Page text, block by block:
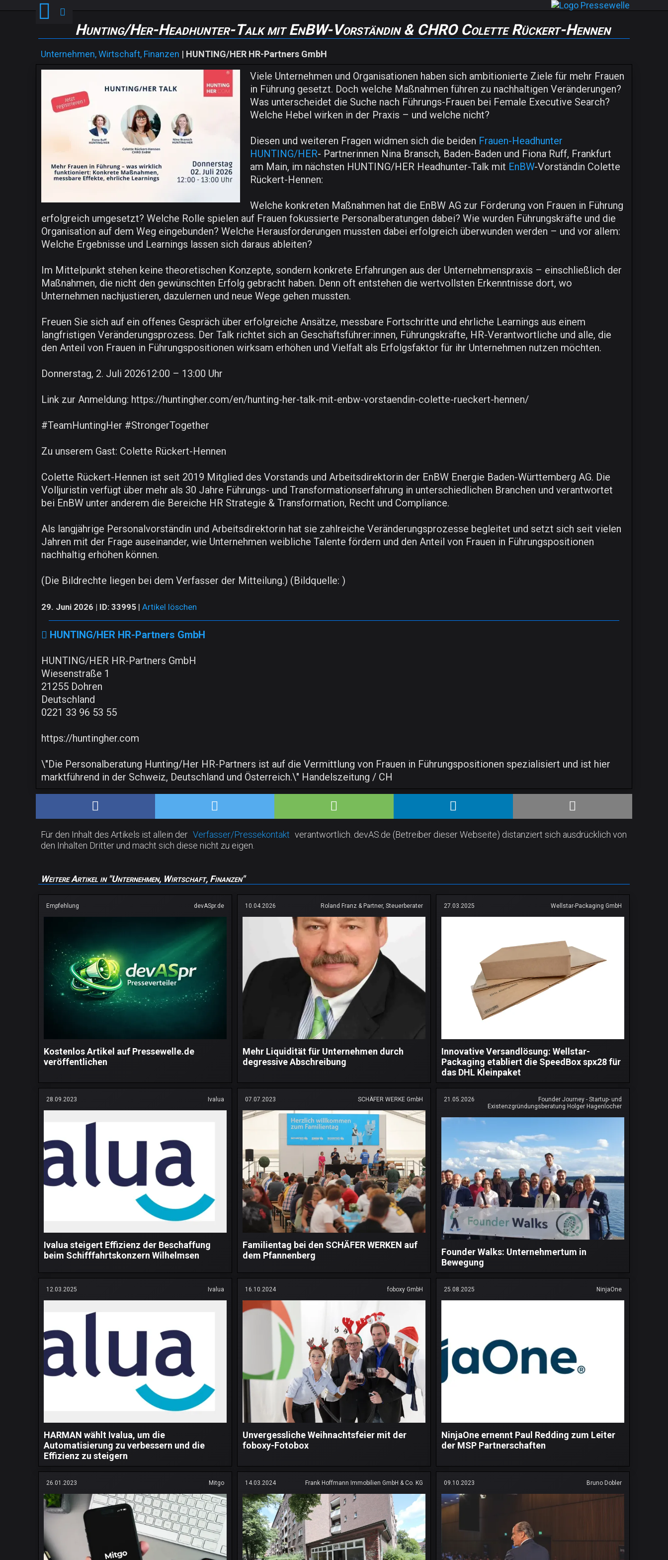
Hunting/Her-Headhunter-Talk mit EnBW-Vorständin & CHRO Colette Rückert-Hennen
Unternehmen, Wirtschaft, Finanzen | HUNTING/HER HR-Partners GmbH
Viele Unternehmen und Organisationen haben sich ambitionierte Ziele für mehr Frauen
in Führung gesetzt. Doch welche Maßnahmen führen zu nachhaltigen Veränderungen?
Was unterscheidet die Suche nach Führungs-Frauen bei Female Executive Search?
Welche Hebel wirken in der Praxis – und welche nicht?
Diesen und weiteren Fragen widmen sich die beiden Frauen-Headhunter
HUNTING/HER- Partnerinnen Nina Bransch, Baden-Baden und Fiona Ruff, Frankfurt
am Main, im nächsten HUNTING/HER Headhunter-Talk mit EnBW-Vorständin Colette
Rückert-Hennen:
Welche konkreten Maßnahmen hat die EnBW AG zur Förderung von Frauen in Führung
erfolgreich umgesetzt? Welche Rolle spielen auf Frauen fokussierte Personalberatungen dabei? Wie wurden Führungskräfte und die
Organisation auf dem Weg eingebunden? Welche Herausforderungen mussten dabei erfolgreich überwunden werden – und vor allem:
Welche Ergebnisse und Learnings lassen sich daraus ableiten?
Im Mittelpunkt stehen keine theoretischen Konzepte, sondern konkrete Erfahrungen aus der Unternehmenspraxis – einschließlich der
Maßnahmen, die nicht den gewünschten Erfolg gebracht haben. Denn oft entstehen die wertvollsten Erkenntnisse dort, wo
Unternehmen nachjustieren, dazulernen und neue Wege gehen mussten.
Freuen Sie sich auf ein offenes Gespräch über erfolgreiche Ansätze, messbare Fortschritte und ehrliche Learnings aus einem
langfristigen Veränderungsprozess. Der Talk richtet sich an Geschäftsführer:innen, Führungskräfte, HR-Verantwortliche und alle, die
den Anteil von Frauen in Führungspositionen wirksam erhöhen und Vielfalt als Erfolgsfaktor für ihr Unternehmen nutzen möchten.
Donnerstag, 2. Juli 202612:00 – 13:00 Uhr
Link zur Anmeldung: https://huntingher.com/en/hunting-her-talk-mit-enbw-vorstaendin-colette-rueckert-hennen/
#TeamHuntingHer #StrongerTogether
Zu unserem Gast: Colette Rückert-Hennen
Colette Rückert-Hennen ist seit 2019 Mitglied des Vorstands und Arbeitsdirektorin der EnBW Energie Baden-Württemberg AG. Die
Volljuristin verfügt über mehr als 30 Jahre Führungs- und Transformationserfahrung in unterschiedlichen Branchen und verantwortet
bei EnBW unter anderem die Bereiche HR Strategie & Transformation, Recht und Compliance.
Als langjährige Personalvorständin und Arbeitsdirektorin hat sie zahlreiche Veränderungsprozesse begleitet und setzt sich seit vielen
Jahren mit der Frage auseinander, wie Unternehmen weibliche Talente fördern und den Anteil von Frauen in Führungspositionen
nachhaltig erhöhen können.
(Die Bildrechte liegen bei dem Verfasser der Mitteilung.) (Bildquelle: )
29. Juni 2026 | ID: 33995 Artikel löschen
HUNTING/HER HR-Partners GmbH
HUNTING/HER HR-Partners GmbH
Wiesenstraße 1
21255 Dohren
Deutschland
0221 33 96 53 55
https://huntingher.com
\"Die Personalberatung Hunting/Her HR-Partners ist auf die Vermittlung von Frauen in Führungspositionen spezialisiert und ist hier
marktführend in der Schweiz, Deutschland und Österreich.\" Handelszeitung / CH
Für den Inhalt des Artikels ist allein der Verfasser/Pressekontakt verantwortlich. devAS.de (Betreiber dieser Webseite) distanziert sich ausdrücklich von
den Inhalten Dritter und macht sich diese nicht zu eigen.
Weitere Artikel in "Unternehmen, Wirtschaft, Finanzen"
Empfehlung devASpr.de
Kostenlos Artikel auf Pressewelle.de
veröffentlichen
10.04.2026 Roland Franz & Partner, Steuerberater
Mehr Liquidität für Unternehmen durch
degressive Abschreibung
27.03.2025 Wellstar-Packaging GmbH
Innovative Versandlösung: Wellstar-
Packaging etabliert die SpeedBox spx28 für
das DHL Kleinpaket
28.09.2023 Ivalua
Ivalua steigert Effizienz der Beschaffung
beim Schifffahrtskonzern Wilhelmsen
07.07.2023 SCHÄFER WERKE GmbH
Familientag bei den SCHÄFER WERKEN auf
dem Pfannenberg
21.05.2026
Founder Journey - Startup- und
Existenzgründungsberatung Holger Hagenlocher
Founder Walks: Unternehmertum in
Bewegung
12.03.2025 Ivalua
HARMAN wählt Ivalua, um die
Automatisierung zu verbessern und die
Effizienz zu steigern
16.10.2024 foboxy GmbH
Unvergessliche Weihnachtsfeier mit der
foboxy-Fotobox
25.08.2025 NinjaOne
NinjaOne ernennt Paul Redding zum Leiter
der MSP Partnerschaften
26.01.2023 Mitgo 14.03.2024 Frank Hoffmann Immobilien GmbH & Co. KG 09.10.2023 Bruno Dobler